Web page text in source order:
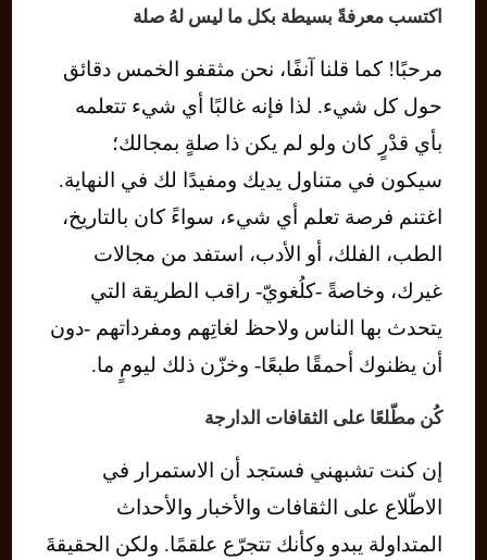
اكتسب معرفةً بسيطة بكل ما ليس لهُ صلة
مرحبًا! كما قلنا آنفًا، نحن مثقفو الخمس دقائق
حول كل شيء. لذا فإنه غالبًا أي شيء تتعلمه
بأي قدْرٍ كان ولو لم يكن ذا صلةٍ بمجالك؛
سيكون في متناول يديك ومفيدًا لك في النهاية.
اغتنم فرصة تعلم أي شيء، سواءً كان بالتاريخ،
الطب، الفلك، أو الأدب، استفد من مجالات
غيرك، وخاصةً -كلُغويّ- راقب الطريقة التي
يتحدث بها الناس ولاحظ لغاتِهم ومفرداتهم -دون
أن يظنوك أحمقًا طبعًا- وخزّن ذلك ليومٍ ما.
كُن مطّلعًا على الثقافات الدارجة
إن كنت تشبهني فستجد أن الاستمرار في
الاطّلاع على الثقافات والأخبار والأحداث
المتداولة يبدو وكأنك تتجرّع علقمًا. ولكن الحقيقةَ